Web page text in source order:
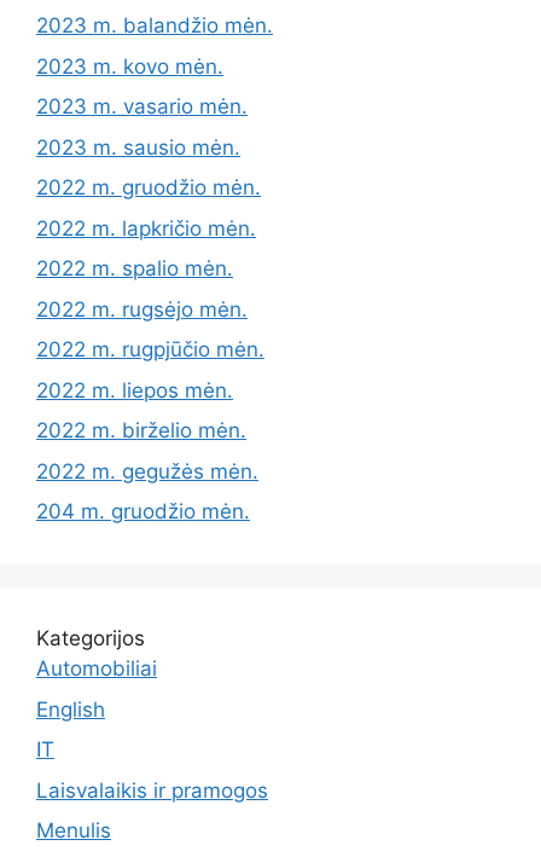
2023 m. balandžio mėn.
2023 m. kovo mėn.
2023 m. vasario mėn.
2023 m. sausio mėn.
2022 m. gruodžio mėn.
2022 m. lapkričio mėn.
2022 m. spalio mėn.
2022 m. rugsėjo mėn.
2022 m. rugpjūčio mėn.
2022 m. liepos mėn.
2022 m. birželio mėn.
2022 m. gegužės mėn.
204 m. gruodžio mėn.
Kategorijos
Automobiliai
English
IT
Laisvalaikis ir pramogos
Menulis